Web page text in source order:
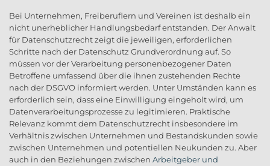
Bei Unternehmen, Freiberuflern und Vereinen ist deshalb ein
nicht unerheblicher Handlungsbedarf entstanden. Der Anwalt
für Datenschutzrecht zeigt die jeweiligen, erforderlichen
Schritte nach der Datenschutz Grundverordnung auf. So
müssen vor der Verarbeitung personenbezogener Daten
Betroffene umfassend über die ihnen zustehenden Rechte
nach der DSGVO informiert werden. Unter Umständen kann es
erforderlich sein, dass eine Einwilligung eingeholt wird, um
Datenverarbeitungsprozesse zu legitimieren. Praktische
Relevanz kommt dem Datenschutzrecht insbesondere im
Verhältnis zwischen Unternehmen und Bestandskunden sowie
zwischen Unternehmen und potentiellen Neukunden zu. Aber
auch in den Beziehungen zwischen Arbeitgeber und